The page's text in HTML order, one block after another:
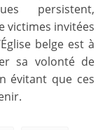
persistent,
victimes invitées
belge est à
sa volonté de
évitant que ces